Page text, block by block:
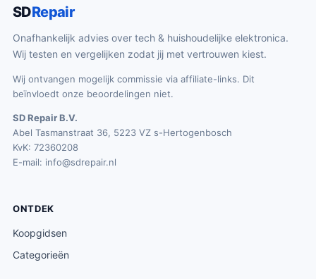
SDRepair
Onafhankelijk advies over tech & huishoudelijke elektronica.
Wij testen en vergelijken zodat jij met vertrouwen kiest.
Wij ontvangen mogelijk commissie via affiliate-links. Dit
beïnvloedt onze beoordelingen niet.
SD Repair B.V.
Abel Tasmanstraat 36, 5223 VZ s-Hertogenbosch
KvK: 72360208
E-mail: info@sdrepair.nl
ONTDEK
Koopgidsen
Categorieën